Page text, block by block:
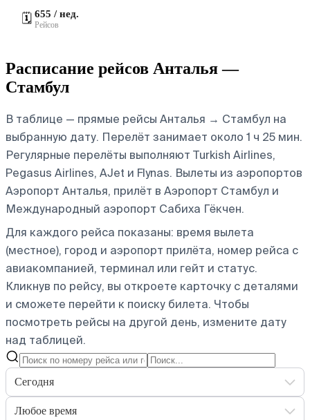
🗓️ 655 / нед.
Рейсов
Расписание рейсов Анталья —
Стамбул
В таблице — прямые рейсы Анталья → Стамбул на
выбранную дату. Перелёт занимает около 1 ч 25 мин.
Регулярные перелёты выполняют Turkish Airlines,
Pegasus Airlines, AJet и Flynas. Вылеты из аэропортов
Аэропорт Анталья, прилёт в Аэропорт Стамбул и
Международный аэропорт Сабиха Гёкчен.
Для каждого рейса показаны: время вылета
(местное), город и аэропорт прилёта, номер рейса с
авиакомпанией, терминал или гейт и статус.
Кликнув по рейсу, вы откроете карточку с деталями
и сможете перейти к поиску билета. Чтобы
посмотреть рейсы на другой день, измените дату
над таблицей.
Сегодня
Любое время